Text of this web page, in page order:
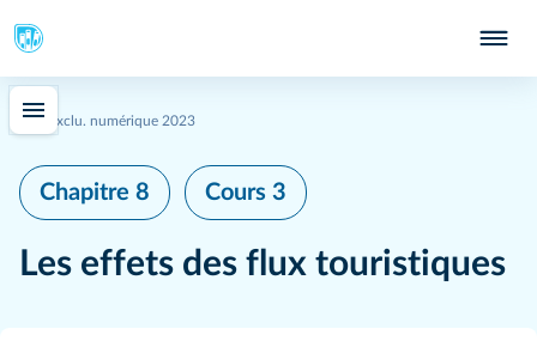
Exclu. numérique 2023
Chapitre 8 Cours 3
Les effets des flux touristiques